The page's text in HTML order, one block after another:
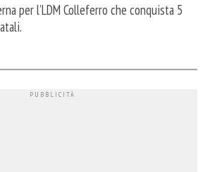
per l’LDM Colleferro che conquista 5